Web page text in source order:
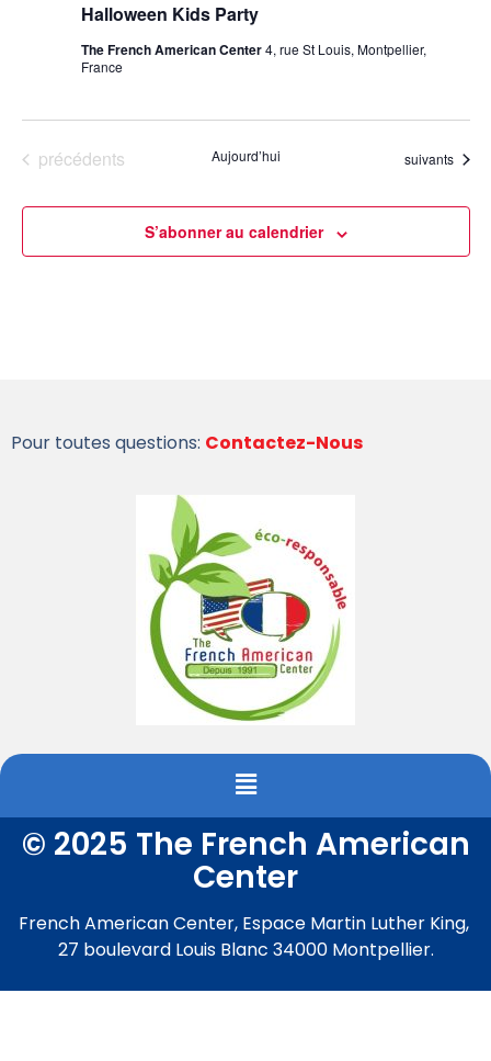
Halloween Kids Party
The French American Center4, rue St Louis, Montpellier,
France
Évènements
précédents Aujourd’hui Évènements
suivants
S’abonner au calendrier
Pour toutes questions: Contactez-Nous
© 2025 The French American
Center
French American Center, Espace Martin Luther King,
27 boulevard Louis Blanc 34000 Montpellier.